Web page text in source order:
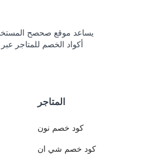
يساعد موقع صحصح
أكواد الخصم للمتاجر
المتاجر
كود خصم نون
كود خصم شي ان